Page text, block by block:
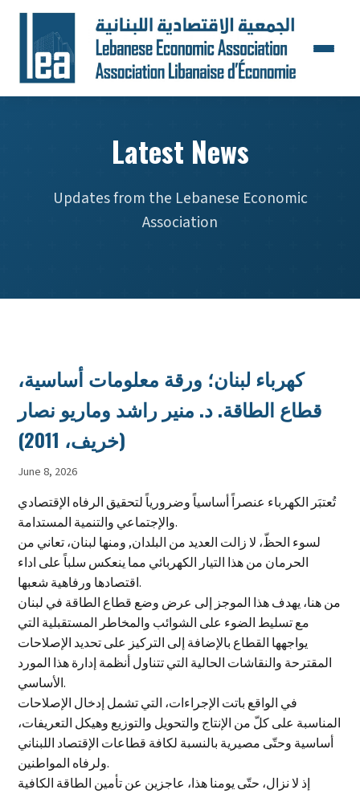
Latest News
Updates from the Lebanese Economic
Association
كهرباء لبنان؛ ورقة معلومات أساسية،
قطاع الطاقة. د. منير راشد وماريو نصار
(خريف، 2011)
June 8, 2026
تُعتبَر الكهرباء عنصراً أساسياً وضرورياً لتحقيق الرفاه الإقتصادي
والإجتماعي والتنمية المستدامة.
لسوء الحظّ، لا زالت العديد من البلدان, ومنها لبنان، تعاني من
الحرمان من هذا التيار الكهربائي مما ينعكس سلباً على اداء
اقتصادها ورفاهية شعبها.
من هنا، يهدف هذا الموجز إلى عرض وضع قطاع الطاقة في لبنان
مع تسليط الضوء على الشوائب والمخاطر المستقبلية التي
يواجهها القطاع بالإضافة إلى التركيز على تحديد الإصلاحات
المقترحة والنقاشات الحالية التي تتناول أنظمة إدارة هذا المورد
الأساسي.
في الواقع باتت الإجراءات، التي تشمل إدخال الإصلاحات
المناسبة على كلّ من الإنتاج والتحويل والتوزيع وهيكل التعريفات،
أساسية وحتّى مصيرية بالنسبة لكافة قطاعات الإقتصاد اللبناني
ولرفاه المواطنين.
إذ لا نزال، حتّى يومنا هذا، عاجزين عن تأمين الطاقة الكافية